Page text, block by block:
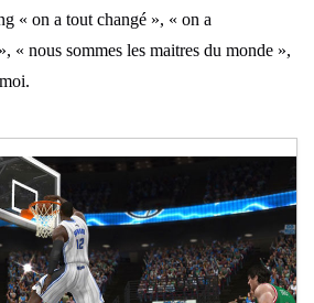
« on a tout changé », « on a
« nous sommes les maitres du monde »,